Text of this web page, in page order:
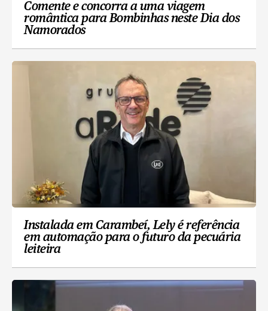
Comente e concorra a uma viagem
romântica para Bombinhas neste Dia dos
Namorados
Instalada em Carambeí, Lely é referência
em automação para o futuro da pecuária
leiteira